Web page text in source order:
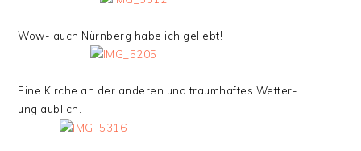
Wow- auch Nürnberg habe ich geliebt!
Eine Kirche an der anderen und traumhaftes Wetter-
unglaublich.